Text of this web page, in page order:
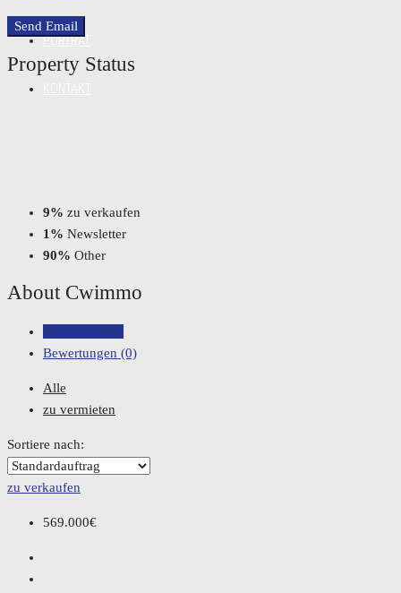
PORTRÄT
Send Email
Property Status
9% zu verkaufen
1% Newsletter
90% Other
About Cwimmo
Bewertungen (0)
Alle
zu vermieten
Sortiere nach:
zu verkaufen
569.000€